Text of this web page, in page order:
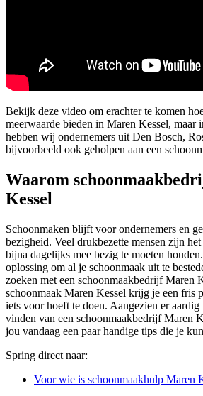
Bekijk deze video om erachter te komen
meerwaarde bieden in Maren Kessel, maar
hebben wij ondernemers uit Den Bosch,
bijvoorbeeld ook geholpen aan een
Waarom
Kessel
Schoonmaken blijft voor ondernemers en
bezigheid. Veel drukbezette mensen zijn
bijna dagelijks mee bezig te moeten
oplossing om al je schoonmaak uit te
zoeken met een schoonmaakbedrijf Maren
schoonmaak Maren Kessel krijg je een fris
iets voor hoeft te doen. Aangezien er
vinden van een schoonmaakbedrijf Maren
jou vandaag een paar handige tips die je
Spring direct naar:
Voor wie is schoonmaakhulp Maren